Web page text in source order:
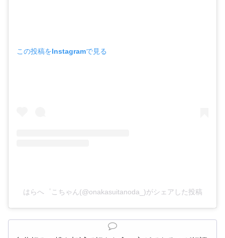
この投稿をInstagramで見る
はらへ゜こちゃん(@onakasuitanoda_)がシェアした投稿